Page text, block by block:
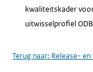
kwaliteitskader
uitwisselprofiel
Terug naar: Release-